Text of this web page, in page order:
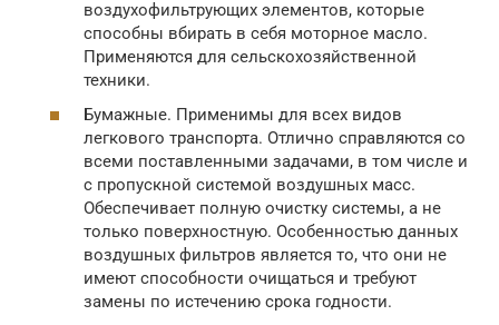
воздухофильтрующих элементов, которые
способны вбирать в себя моторное масло.
Применяются для сельскохозяйственной
техники.
Бумажные. Применимы для всех видов
легкового транспорта. Отлично справляются со
всеми поставленными задачами, в том числе и
с пропускной системой воздушных масс.
Обеспечивает полную очистку системы, а не
только поверхностную. Особенностью данных
воздушных фильтров является то, что они не
имеют способности очищаться и требуют
замены по истечению срока годности.